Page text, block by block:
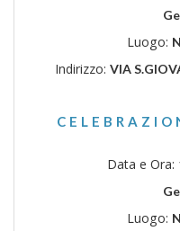
Luogo:
Indirizzo: VIA
Data e Ora:
Luogo: